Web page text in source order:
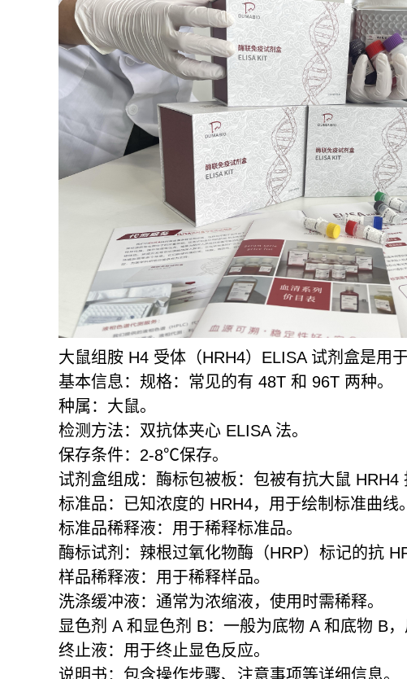
大鼠组胺 H4 受体（HRH4）ELISA 试剂盒是用
基本信息：规格：常见的有 48T 和 96T 两种。
种属：大鼠。
检测方法：双抗体夹心 ELISA 法。
保存条件：2-8℃保存。
试剂盒组成：酶标包被板：包被有抗大鼠 HRH4
标准品：已知浓度的 HRH4，用于绘制标准曲线。
标准品稀释液：用于稀释标准品。
酶标试剂：辣根过氧化物酶（HRP）标记的抗
样品稀释液：用于稀释样品。
洗涤缓冲液：通常为浓缩液，使用时需稀释。
显色剂 A 和显色剂 B：一般为底物 A 和底物 B，
终止液：用于终止显色反应。
说明书：包含操作步骤、注意事项等详细信息。